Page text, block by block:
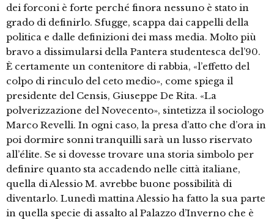
dei forconi è forte perché finora nessuno è stato in
grado di definirlo. Sfugge, scappa dai cappelli della
politica e dalle definizioni dei mass media. Molto più
bravo a dissimularsi della Pantera studentesca del’90.
È certamente un contenitore di rabbia, «l’effetto del
colpo di rinculo del ceto medio», come spiega il
presidente del Censis, Giuseppe De Rita. «La
polverizzazione del Novecento», sintetizza il sociologo
Marco Revelli. In ogni caso, la presa d’atto che d’ora in
poi dormire sonni tranquilli sarà un lusso riservato
all’élite. Se si dovesse trovare una storia simbolo per
definire quanto sta accadendo nelle città italiane,
quella di Alessio M. avrebbe buone possibilità di
diventarlo. Lunedì mattina Alessio ha fatto la sua parte
in quella specie di assalto al Palazzo d’Inverno che è